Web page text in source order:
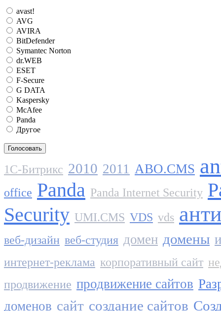
avast!
AVG
AVIRA
BitDefender
Symantec Norton
dr.WEB
ESET
F-Secure
G DATA
Kaspersky
McAfee
Panda
Другое
1C-Битрикс 2010 2011 ABO.CMS
office Panda Panda Internet Security
Security UMI.CMS VDS vds
веб-дизайн веб-студия домен домены
интернет-реклама корпоративный сайт
продвижение продвижение сайтов
доменов сайт создание сайтов